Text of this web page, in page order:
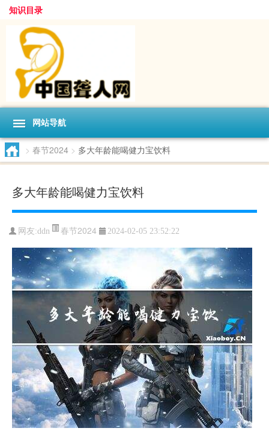
知识目录
网站导航
> 春节2024 > 多大年龄能喝健力宝饮料
多大年龄能喝健力宝饮料
网友:ddn 春节2024 2024-02-05 23:52:22